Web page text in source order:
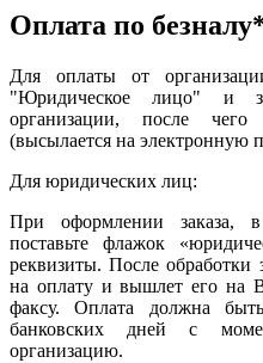
Оплата по
Для оплаты от
"Юридическое лицо" и
организации, после
(высылается на электронную
Для юридических лиц:
При оформлении заказа,
поставьте флажок
реквизиты. После обработки
на оплату и вышлет его на
факсу. Оплата должна
банковских дней с
организацию.